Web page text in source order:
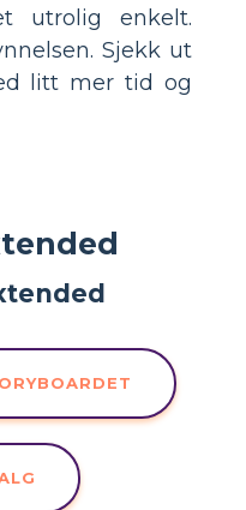
utrolig enkelt.
Sjekk ut
litt mer tid og